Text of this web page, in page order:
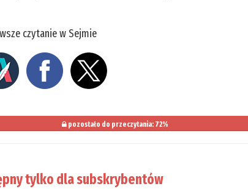
czytanie w Sejmie
pozostało do przeczytania: 72%
tylko dla subskrybentów